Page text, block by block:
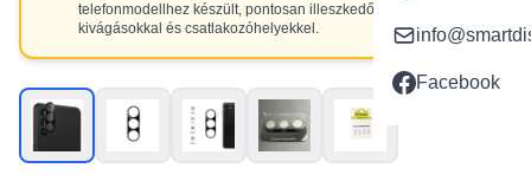
Facebook
telefonmodellhez készült, pontosan illeszkedő
kivágásokkal és csatlakozóhelyekkel.